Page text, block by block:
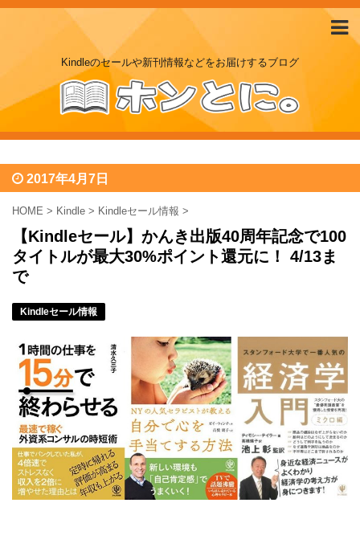
Kindleのセールや新刊情報などをお届けするブログ
2017年4月7日
HOME > Kindle > Kindleセール情報 >
【Kindleセール】かんき出版40周年記念で100
タイトルが最大30%ポイント還元に！ 4/13ま
で
Kindleセール情報